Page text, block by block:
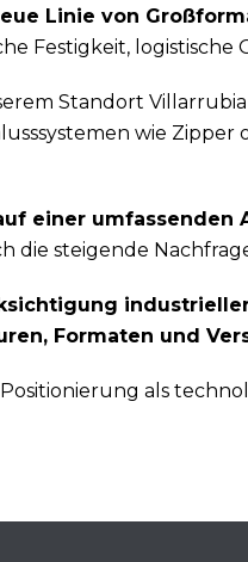
Linie von
Festigkeit,
Standort
wie
einer umfassenden
die steigende
Formaten und
als